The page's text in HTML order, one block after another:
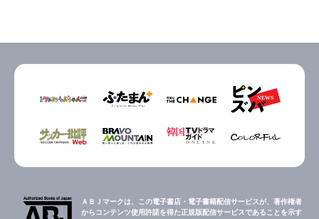
ＡＢＪマークは、この電子書店・電子書籍配信サービスが、著作権者
からコンテンツ使用許諾を得た正規版配信サービスであることを示す